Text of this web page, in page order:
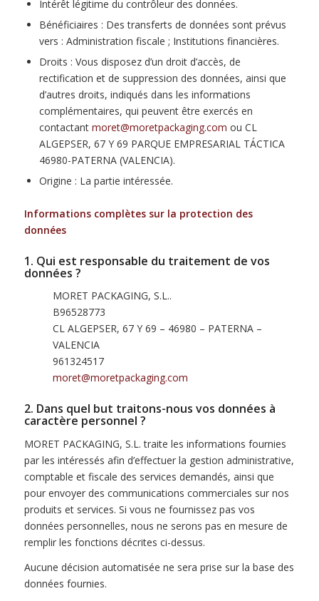
Intérêt légitime du contrôleur des données.
Bénéficiaires : Des transferts de données sont prévus
vers : Administration fiscale ; Institutions financières.
Droits : Vous disposez d’un droit d’accès, de
rectification et de suppression des données, ainsi que
d’autres droits, indiqués dans les informations
complémentaires, qui peuvent être exercés en
contactant moret@moretpackaging.com ou CL
ALGEPSER, 67 Y 69 PARQUE EMPRESARIAL TÁCTICA
46980-PATERNA (VALENCIA).
Origine : La partie intéressée.
Informations complètes sur la protection des
données
1. Qui est responsable du traitement de vos
données ?
MORET PACKAGING, S.L..
B96528773
CL ALGEPSER, 67 Y 69 – 46980 – PATERNA –
VALENCIA
961324517
moret@moretpackaging.com
2. Dans quel but traitons-nous vos données à
caractère personnel ?
MORET PACKAGING, S.L. traite les informations fournies
par les intéressés afin d’effectuer la gestion administrative,
comptable et fiscale des services demandés, ainsi que
pour envoyer des communications commerciales sur nos
produits et services. Si vous ne fournissez pas vos
données personnelles, nous ne serons pas en mesure de
remplir les fonctions décrites ci-dessus.
Aucune décision automatisée ne sera prise sur la base des
données fournies.